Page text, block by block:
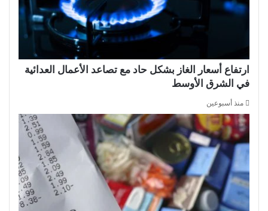
ارتفاع أسعار الغاز بشكل حاد مع تصاعد الأعمال العدائية
في الشرق الأوسط
منذ أسبوعين